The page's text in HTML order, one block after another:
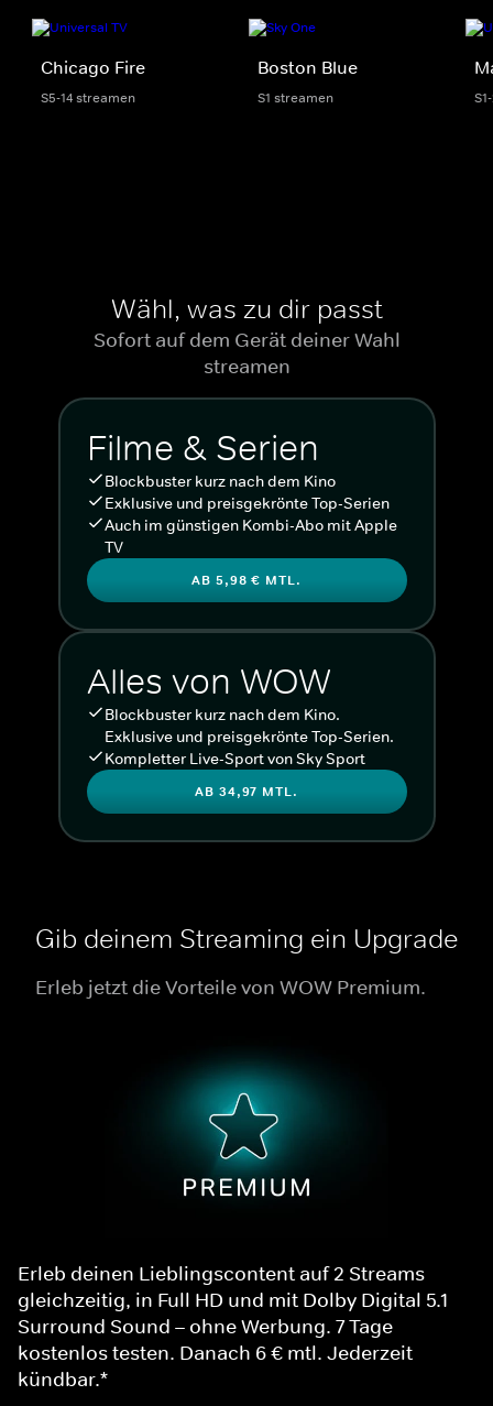
Chicago Fire
S5-14 streamen
Boston Blue
S1 streamen
Wähl, was zu dir passt
Sofort auf dem Gerät deiner Wahl
streamen
Filme & Serien
Blockbuster kurz nach dem Kino
Exklusive und preisgekrönte Top-Serien
Auch im günstigen Kombi-Abo mit Apple
TV
AB 5,98 € MTL.
Alles von WOW
Blockbuster kurz nach dem Kino.
Exklusive und preisgekrönte Top-Serien.
Kompletter Live-Sport von Sky Sport
AB 34,97 MTL.
Gib deinem Streaming ein Upgrade
Erleb jetzt die Vorteile von WOW Premium.
Erleb deinen Lieblingscontent auf 2 Streams
gleichzeitig, in Full HD und mit Dolby Digital 5.1
Surround Sound – ohne Werbung. 7 Tage
kostenlos testen. Danach 6 € mtl. Jederzeit
kündbar.*